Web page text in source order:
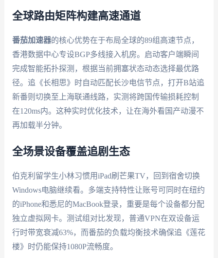
全球路由矩阵构建高速通道
番茄加速器的核心优势在于布局全球的89组高速节点，
香港数据中心专设BGP多线接入机房。启动客户端瞬间
完成智能拓扑探测，根据当前拥塞状态动态选择最优路
径。追《长相思》时自动匹配长沙电信节点，打开B站追
新番则切换至上海联通线路，实测将跨国传输损耗控制
在120ms内。这种实时优化技术，让在海外看国产动漫不
再加载半分钟。
全场景设备覆盖追剧生态
伯克利留学生小林习惯用iPad刷芒果TV，回到宿舍切换
Windows电脑继续看。多端支持特性让账号可同时在纽约
的iPhone和悉尼的MacBook登录，重要是每个设备都分配
独立虚拟网卡。测试组对比发现，普通VPN在双设备运
行时带宽衰减63%，而番茄的负载均衡技术确保追《莲花
楼》时仍能保持1080P流畅度。